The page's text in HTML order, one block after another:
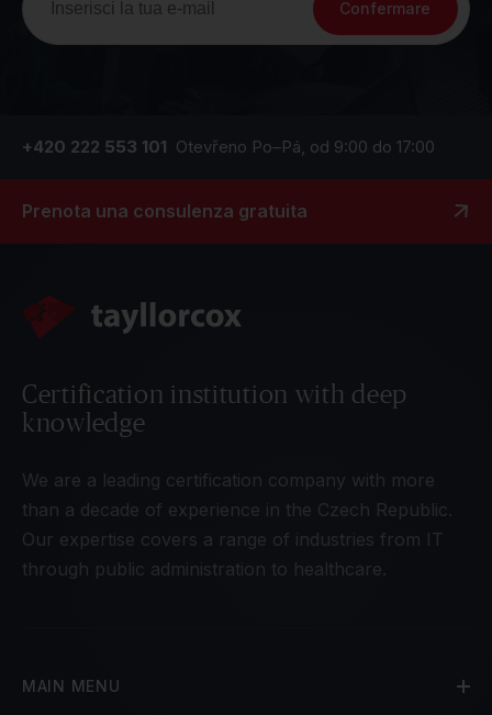
Confermare
+420 222 553 101 Otevřeno Po–Pá, od 9:00 do 17:00
Prenota una consulenza gratuita
Certification institution with deep
knowledge
We are a leading certification company with more
than a decade of experience in the Czech Republic.
Our expertise covers a range of industries from IT
through public administration to healthcare.
MAIN MENU